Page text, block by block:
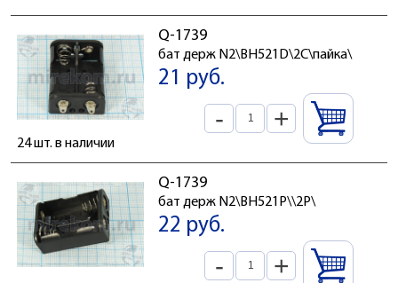
Q-1739
бат держ N2\BH521D\2C\пайка\
21 руб.
- +
24 шт. в наличии
Q-1739
бат держ N2\BH521P\\2P\
22 руб.
- +